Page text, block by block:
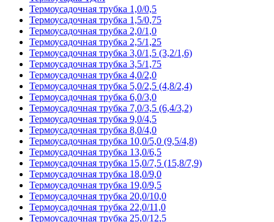
Термоусадочная трубка 1,0/0,5
Термоусадочная трубка 1,5/0,75
Термоусадочная трубка 2,0/1,0
Термоусадочная трубка 2,5/1,25
Термоусадочная трубка 3,0/1,5 (3,2/1,6)
Термоусадочная трубка 3,5/1,75
Термоусадочная трубка 4,0/2,0
Термоусадочная трубка 5,0/2,5 (4,8/2,4)
Термоусадочная трубка 6,0/3,0
Термоусадочная трубка 7,0/3,5 (6,4/3,2)
Термоусадочная трубка 9,0/4,5
Термоусадочная трубка 8,0/4,0
Термоусадочная трубка 10,0/5,0 (9,5/4,8)
Термоусадочная трубка 13,0/6,5
Термоусадочная трубка 15,0/7,5 (15,8/7,9)
Термоусадочная трубка 18,0/9,0
Термоусадочная трубка 19,0/9,5
Термоусадочная трубка 20,0/10,0
Термоусадочная трубка 22,0/11,0
Термоусадочная трубка 25,0/12,5